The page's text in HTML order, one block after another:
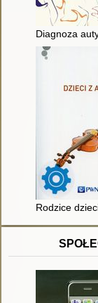
Diagnoza
Rodzice